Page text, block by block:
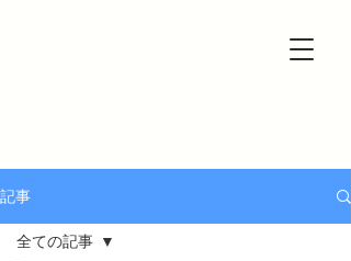
記事
全ての記事